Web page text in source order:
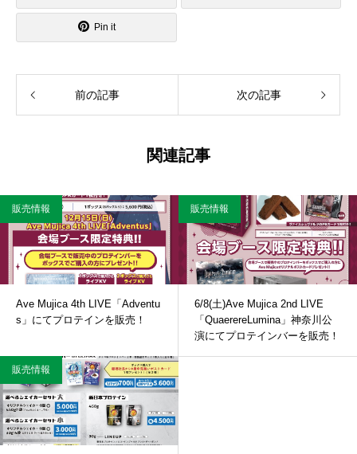
Pin it
前の記事 次の記事
関連記事
販売情報
Ave Mujica 4th LIVE「Adventu
s」にてプロテインを販売！
販売情報
6/8(土)Ave Mujica 2nd LIVE
「QuaerereLumina」神奈川公
演にてプロテインバーを販売！
販売情報